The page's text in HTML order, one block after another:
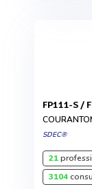
FP111-S /
SDEC®
21
3104